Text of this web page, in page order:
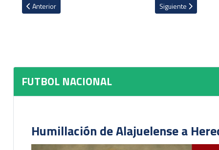
Artículo anterior: Alajuelense solicita la suspensión del juego
Anterior Artículo siguiente:
Siguiente
FUTBOL NACIONAL
Humillación de Alajuelense a